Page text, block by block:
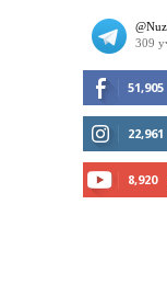
51,905
22,961
8,920